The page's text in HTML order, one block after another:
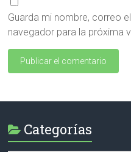
Guarda mi nombre, correo
navegador para la próxima
Categorías